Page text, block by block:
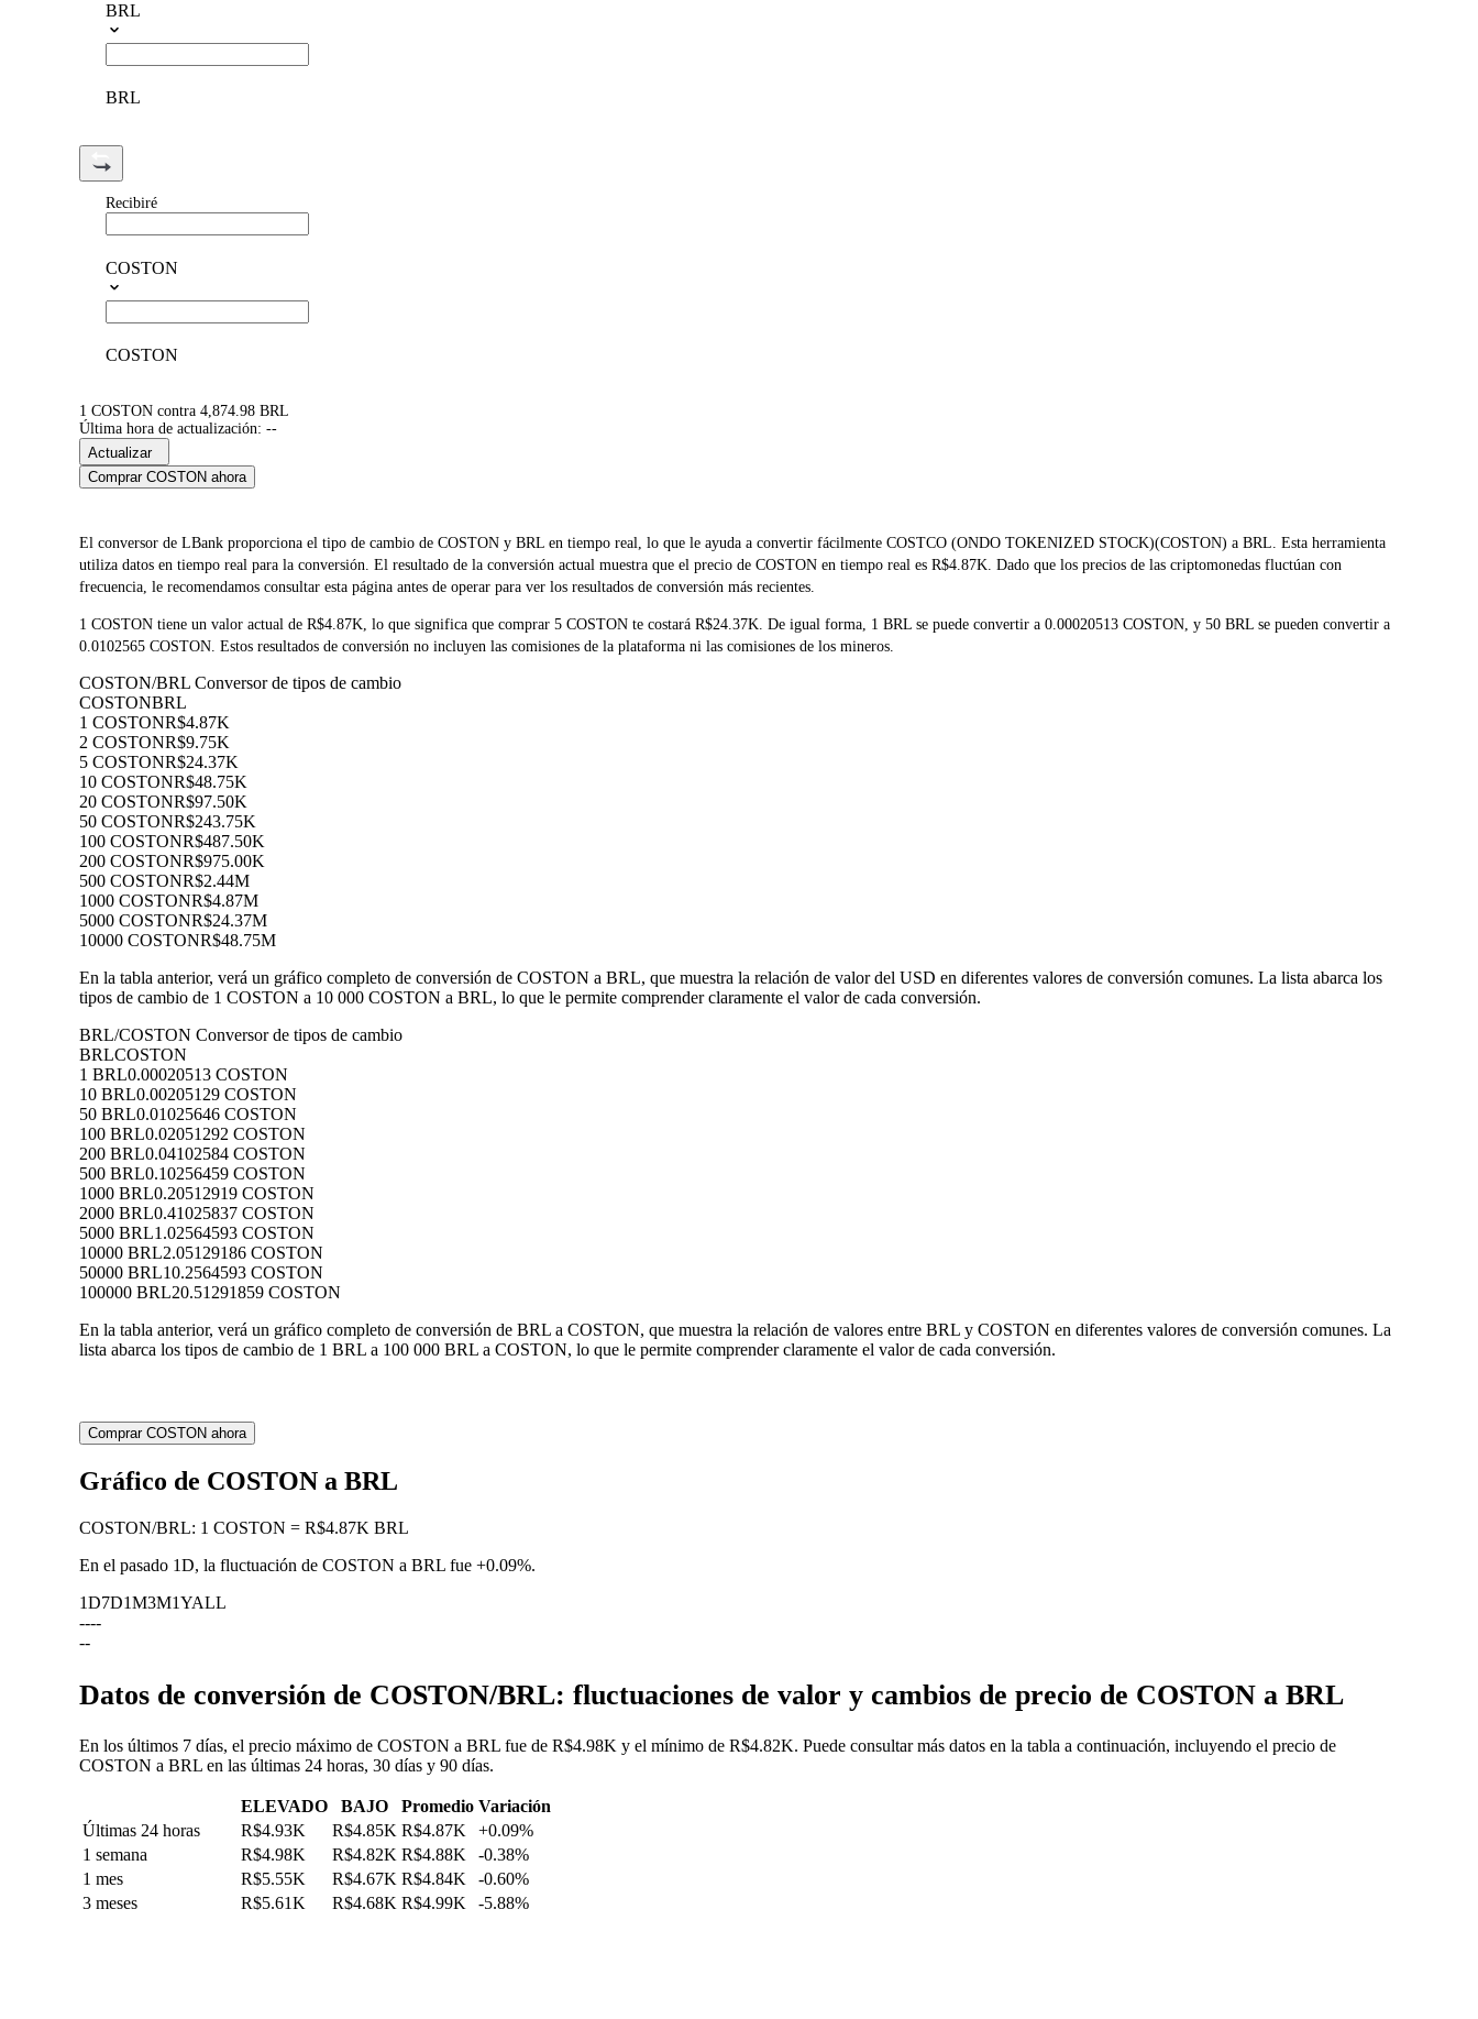
BRL
BRL
Recibiré
COSTON
COSTON
1 COSTON contra 4,874.98 BRL
Última hora de actualización: --
Actualizar
Comprar COSTON ahora
El conversor de LBank proporciona el tipo de cambio de COSTON y BRL en tiempo real, lo que le ayuda a convertir fácilmente COSTCO (ONDO TOKENIZED STOCK)(COSTON) a BRL. Esta herramienta
utiliza datos en tiempo real para la conversión. El resultado de la conversión actual muestra que el precio de COSTON en tiempo real es R$4.87K. Dado que los precios de las criptomonedas fluctúan con
frecuencia, le recomendamos consultar esta página antes de operar para ver los resultados de conversión más recientes.
1 COSTON tiene un valor actual de R$4.87K, lo que significa que comprar 5 COSTON te costará R$24.37K. De igual forma, 1 BRL se puede convertir a 0.00020513 COSTON, y 50 BRL se pueden convertir a
0.0102565 COSTON. Estos resultados de conversión no incluyen las comisiones de la plataforma ni las comisiones de los mineros.
COSTON/BRL Conversor de tipos de cambio
COSTONBRL
1 COSTONR$4.87K
2 COSTONR$9.75K
5 COSTONR$24.37K
10 COSTONR$48.75K
20 COSTONR$97.50K
50 COSTONR$243.75K
100 COSTONR$487.50K
200 COSTONR$975.00K
500 COSTONR$2.44M
1000 COSTONR$4.87M
5000 COSTONR$24.37M
10000 COSTONR$48.75M
En la tabla anterior, verá un gráfico completo de conversión de COSTON a BRL, que muestra la relación de valor del USD en diferentes valores de conversión comunes. La lista abarca los
tipos de cambio de 1 COSTON a 10 000 COSTON a BRL, lo que le permite comprender claramente el valor de cada conversión.
BRL/COSTON Conversor de tipos de cambio
BRLCOSTON
1 BRL0.00020513 COSTON
10 BRL0.00205129 COSTON
50 BRL0.01025646 COSTON
100 BRL0.02051292 COSTON
200 BRL0.04102584 COSTON
500 BRL0.10256459 COSTON
1000 BRL0.20512919 COSTON
2000 BRL0.41025837 COSTON
5000 BRL1.02564593 COSTON
10000 BRL2.05129186 COSTON
50000 BRL10.2564593 COSTON
100000 BRL20.51291859 COSTON
En la tabla anterior, verá un gráfico completo de conversión de BRL a COSTON, que muestra la relación de valores entre BRL y COSTON en diferentes valores de conversión comunes. La
lista abarca los tipos de cambio de 1 BRL a 100 000 BRL a COSTON, lo que le permite comprender claramente el valor de cada conversión.
Comprar COSTON ahora
Gráfico de COSTON a BRL
COSTON/BRL: 1 COSTON = R$4.87K BRL
En el pasado 1D, la fluctuación de COSTON a BRL fue +0.09%.
1D7D1M3M1YALL
----
--
Datos de conversión de COSTON/BRL: fluctuaciones de valor y cambios de precio de COSTON a BRL
En los últimos 7 días, el precio máximo de COSTON a BRL fue de R$4.98K y el mínimo de R$4.82K. Puede consultar más datos en la tabla a continuación, incluyendo el precio de
COSTON a BRL en las últimas 24 horas, 30 días y 90 días.
ELEVADO BAJO Promedio Variación
Últimas 24 horas
R$4.93K R$4.85K R$4.87K
+0.09%
1 semana
R$4.98K R$4.82K R$4.88K
-0.38%
1 mes
R$5.55K R$4.67K R$4.84K
-0.60%
3 meses
R$5.61K R$4.68K R$4.99K -5.88%